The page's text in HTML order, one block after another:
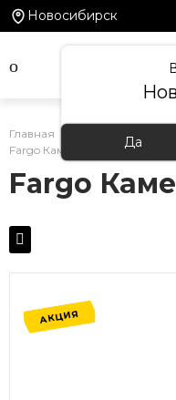
Новосибирск
Да
Главная Каталог товаров
Fargo Камень
Fargo
АКЦИЯ